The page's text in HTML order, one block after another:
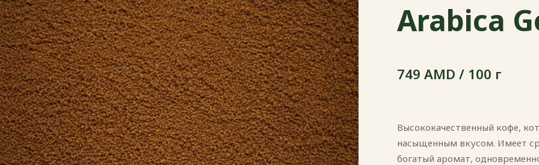
Arabica
749 AMD / 100 г
Высококачественный кофе,
насыщенным вкусом. Имеет
богатый аромат,